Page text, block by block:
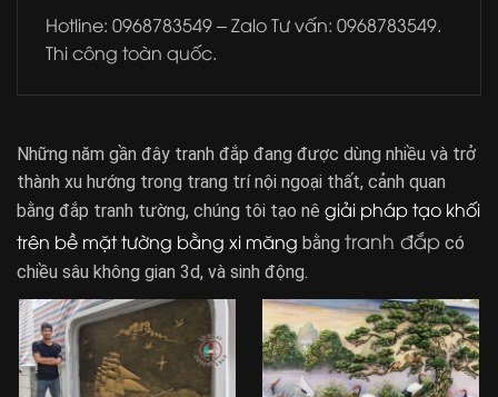
Hotline: 0968783549 – Zalo Tư vấn: 0968783549.
Thi công toàn quốc.
Những năm gần đây tranh đắp đang được dùng nhiều và trở
thành xu hướng trong trang trí nội ngoại thất, cảnh quan
bằng đắp tranh tường, chúng tôi tạo nê giải pháp tạo khối
trên bề mặt tường bằng xi măng bằng tranh đắp có
chiều sâu không gian 3d, và sinh động.